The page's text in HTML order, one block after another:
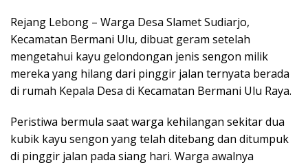
Rejang Lebong – Warga Desa Slamet Sudiarjo,
Kecamatan Bermani Ulu, dibuat geram setelah
mengetahui kayu gelondongan jenis sengon milik
mereka yang hilang dari pinggir jalan ternyata berada
di rumah Kepala Desa di Kecamatan Bermani Ulu Raya.
Peristiwa bermula saat warga kehilangan sekitar dua
kubik kayu sengon yang telah ditebang dan ditumpuk
di pinggir jalan pada siang hari. Warga awalnya